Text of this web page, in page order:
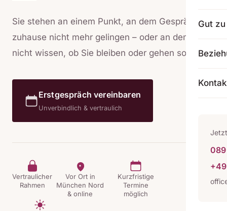
Gut
089
Sie stehen an einem Punkt, an dem Gespräche
zuhause nicht mehr gelingen – oder an dem Sie
nicht wissen, ob Sie bleiben oder gehen sollen.
Erstgespräch vereinbaren
Unverbindlich & vertraulich
Vertraulicher
Rahmen
Vor Ort in
München Nord
& online
Kurzfristige
Termine
möglich